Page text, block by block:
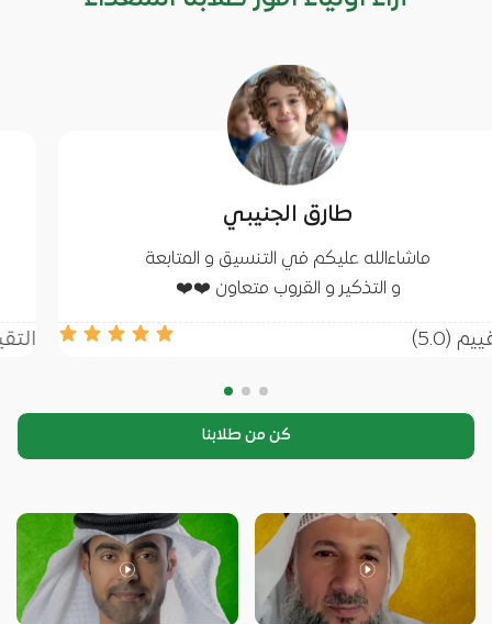
في التنسيق و المتابعة
و القروب متعاون ❤️❤️
التقييم (5.0)
كن من طلابنا